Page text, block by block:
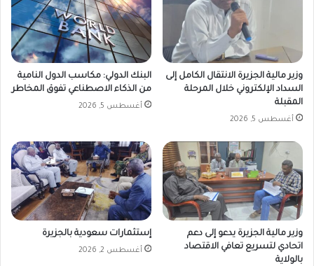
وزير مالية الجزيرة الانتقال الكامل إلى
السداد الإلكتروني خلال المرحلة
المقبلة
أغسطس 5, 2026
البنك الدولي: مكاسب الدول النامية
من الذكاء الاصطناعي تفوق المخاطر
أغسطس 5, 2026
وزير مالية الجزيرة يدعو إلى دعم
اتحادي لتسريع تعافي الاقتصاد
بالولاية
إستثمارات سعودية بالجزيرة
أغسطس 2, 2026